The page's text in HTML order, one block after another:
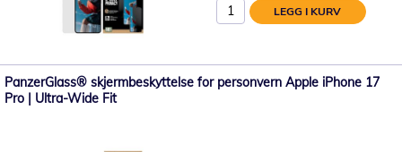
LEGG I KURV
PanzerGlass® skjermbeskyttelse for personvern Apple iPhone 17
Pro | Ultra-Wide Fit